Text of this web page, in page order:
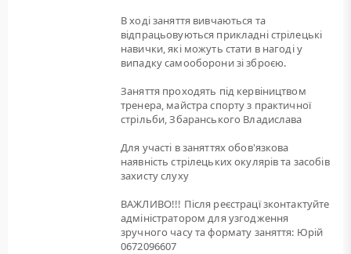
В ході заняття вивчаються та
відпрацьовуються прикладні стрілецькі
навички, які можуть стати в нагоді у
випадку самооборони зі зброєю.
Заняття проходять під кервіництвом
тренера, майстра спорту з практичної
стрільби, Збаранського Владислава
Для участі в заняттях обов'язкова
наявність стрілецьких окулярів та засобів
захисту слуху
ВАЖЛИВО!!! Після реєстрацї зконтактуйте
адміністратором для узгодження
зручного часу та формату заняття: Юрій
0672096607